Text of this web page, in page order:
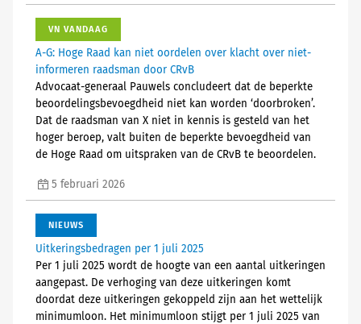
VN VANDAAG
A-G: Hoge Raad kan niet oordelen over klacht over niet-
informeren raadsman door CRvB
Advocaat-generaal Pauwels concludeert dat de beperkte
beoordelingsbevoegdheid niet kan worden ‘doorbroken’.
Dat de raadsman van X niet in kennis is gesteld van het
hoger beroep, valt buiten de beperkte bevoegdheid van
de Hoge Raad om uitspraken van de CRvB te beoordelen.
5 februari 2026
NIEUWS
Uitkeringsbedragen per 1 juli 2025
Per 1 juli 2025 wordt de hoogte van een aantal uitkeringen
aangepast. De verhoging van deze uitkeringen komt
doordat deze uitkeringen gekoppeld zijn aan het wettelijk
minimumloon. Het minimumloon stijgt per 1 juli 2025 van